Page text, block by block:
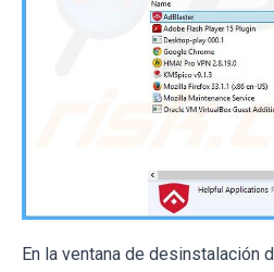
En la ventana de desinstalación